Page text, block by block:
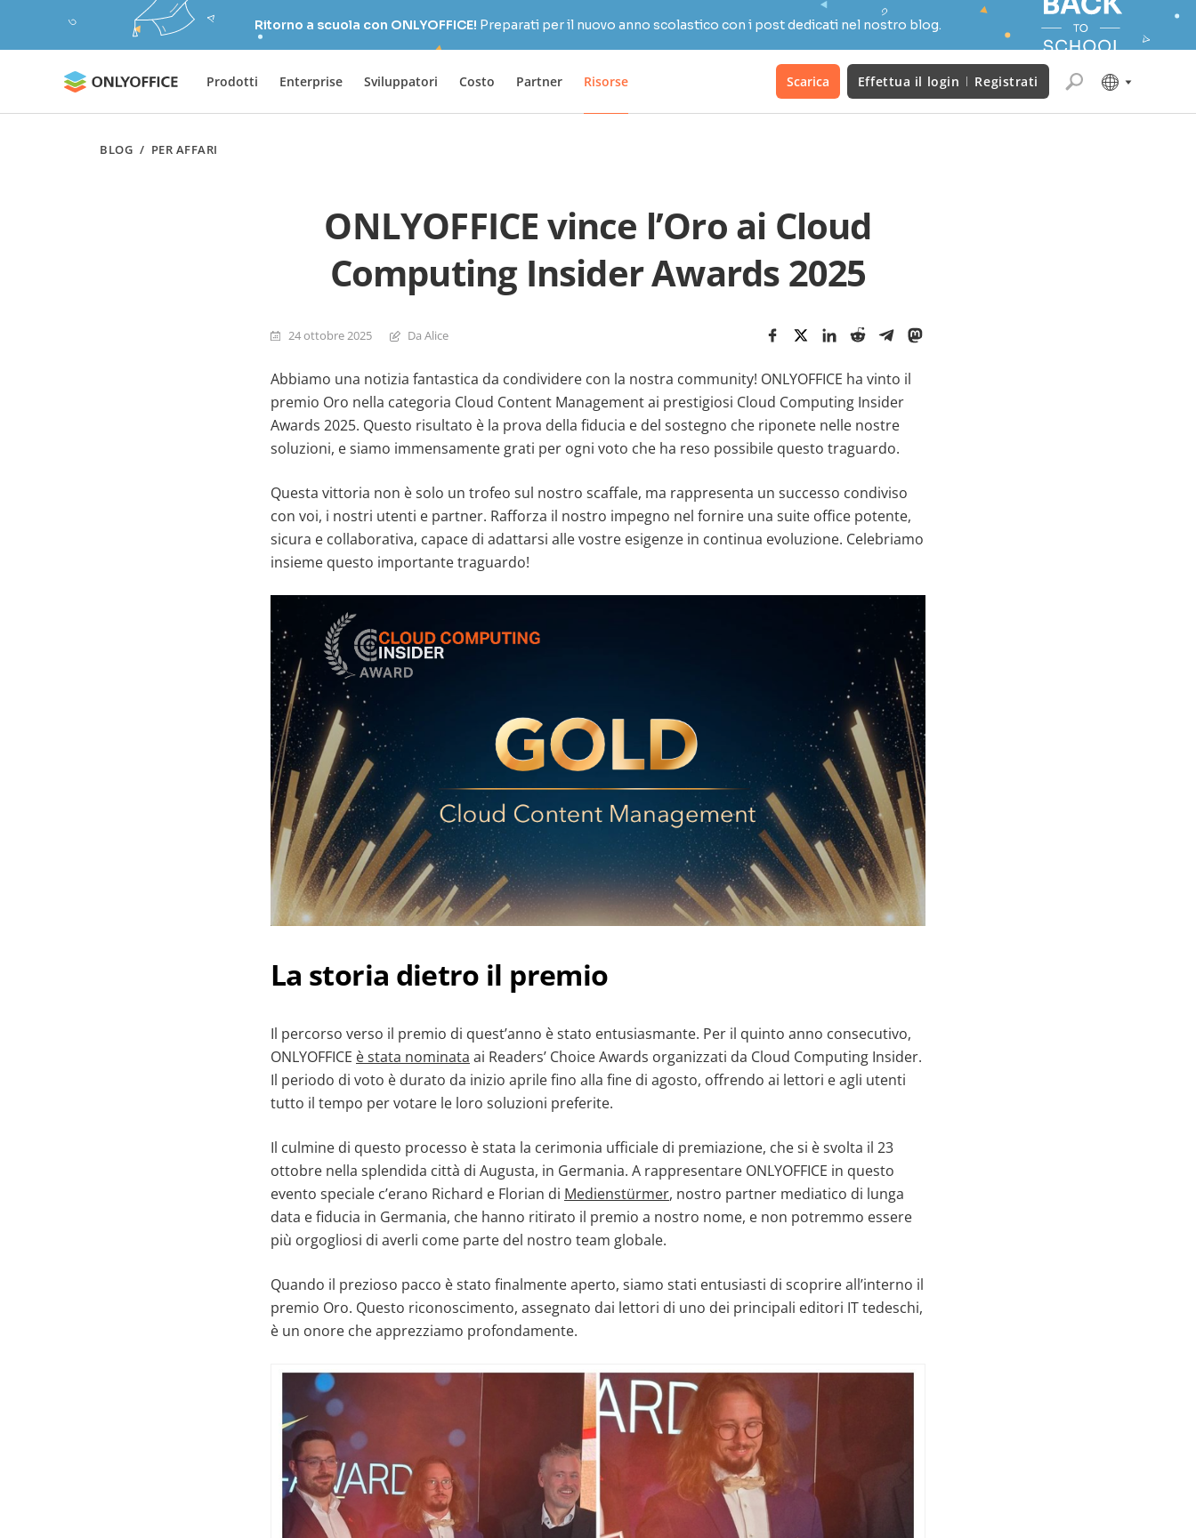
Ritorno a scuola con ONLYOFFICE! Preparati per il nuovo anno scolastico con i post dedicati nel nostro blog.
Prodotti Enterprise Sviluppatori Costo Partner Risorse Scarica Effettua il login Registrati
BLOG / PER AFFARI
ONLYOFFICE vince l’Oro ai Cloud
Computing Insider Awards 2025
24 ottobre 2025 Da Alice
Abbiamo una notizia fantastica da condividere con la nostra community! ONLYOFFICE ha vinto il
premio Oro nella categoria Cloud Content Management ai prestigiosi Cloud Computing Insider
Awards 2025. Questo risultato è la prova della fiducia e del sostegno che riponete nelle nostre
soluzioni, e siamo immensamente grati per ogni voto che ha reso possibile questo traguardo.
Questa vittoria non è solo un trofeo sul nostro scaffale, ma rappresenta un successo condiviso
con voi, i nostri utenti e partner. Rafforza il nostro impegno nel fornire una suite office potente,
sicura e collaborativa, capace di adattarsi alle vostre esigenze in continua evoluzione. Celebriamo
insieme questo importante traguardo!
La storia dietro il premio
Il percorso verso il premio di quest’anno è stato entusiasmante. Per il quinto anno consecutivo,
ONLYOFFICE è stata nominata ai Readers’ Choice Awards organizzati da Cloud Computing Insider.
Il periodo di voto è durato da inizio aprile fino alla fine di agosto, offrendo ai lettori e agli utenti
tutto il tempo per votare le loro soluzioni preferite.
Il culmine di questo processo è stata la cerimonia ufficiale di premiazione, che si è svolta il 23
ottobre nella splendida città di Augusta, in Germania. A rappresentare ONLYOFFICE in questo
evento speciale c’erano Richard e Florian di Medienstürmer, nostro partner mediatico di lunga
data e fiducia in Germania, che hanno ritirato il premio a nostro nome, e non potremmo essere
più orgogliosi di averli come parte del nostro team globale.
Quando il prezioso pacco è stato finalmente aperto, siamo stati entusiasti di scoprire all’interno il
premio Oro. Questo riconoscimento, assegnato dai lettori di uno dei principali editori IT tedeschi,
è un onore che apprezziamo profondamente.